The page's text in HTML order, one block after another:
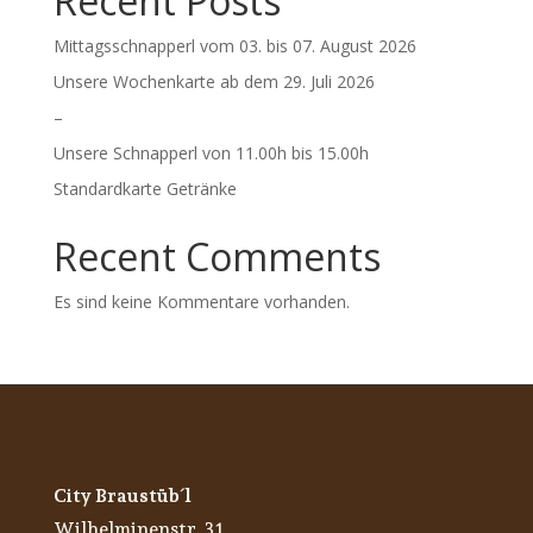
Mittagsschnapperl vom 03. bis 07. August 2026
Unsere Wochenkarte ab dem 29. Juli 2026
–
Unsere Schnapperl von 11.00h bis 15.00h
Standardkarte Getränke
Recent Comments
Es sind keine Kommentare vorhanden.
City Braustüb´l